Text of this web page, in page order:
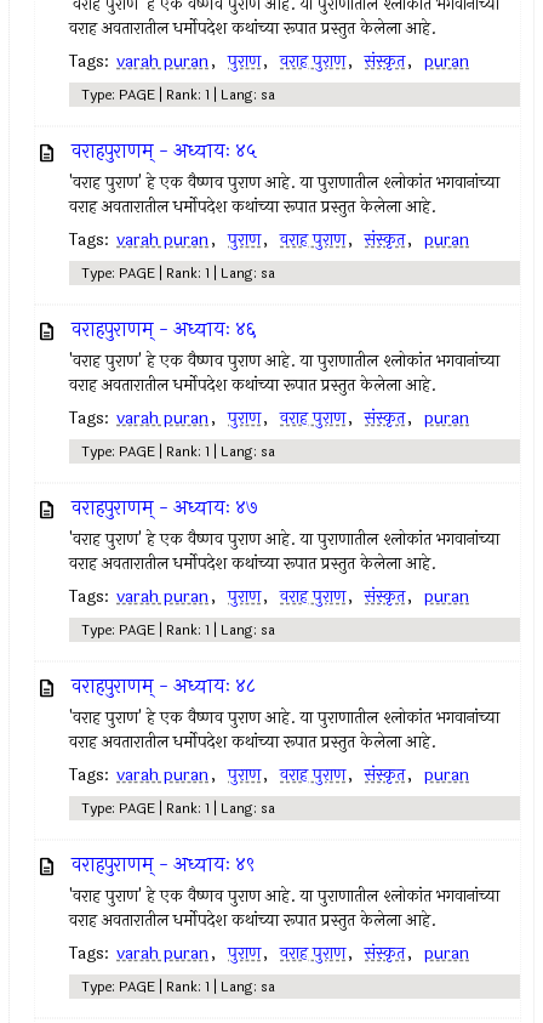
वराह अवतारातील धर्मोपदेश कथांच्या रूपात प्रस्तुत केलेला आहे.
Tags: varah puran, पुराण, वराह पुराण, संस्कृत, puran
Type: PAGE | Rank: 1 | Lang: sa
वराहपुराणम् - अध्यायः ४५
'वराह पुराण' हे एक वैष्णव पुराण आहे. या पुराणातील श्लोकांत भगवानांच्या
वराह अवतारातील धर्मोपदेश कथांच्या रूपात प्रस्तुत केलेला आहे.
Tags: varah puran, पुराण, वराह पुराण, संस्कृत, puran
Type: PAGE | Rank: 1 | Lang: sa
वराहपुराणम् - अध्यायः ४६
'वराह पुराण' हे एक वैष्णव पुराण आहे. या पुराणातील श्लोकांत भगवानांच्या
वराह अवतारातील धर्मोपदेश कथांच्या रूपात प्रस्तुत केलेला आहे.
Tags: varah puran, पुराण, वराह पुराण, संस्कृत, puran
Type: PAGE | Rank: 1 | Lang: sa
वराहपुराणम् - अध्यायः ४७
'वराह पुराण' हे एक वैष्णव पुराण आहे. या पुराणातील श्लोकांत भगवानांच्या
वराह अवतारातील धर्मोपदेश कथांच्या रूपात प्रस्तुत केलेला आहे.
Tags: varah puran, पुराण, वराह पुराण, संस्कृत, puran
Type: PAGE | Rank: 1 | Lang: sa
वराहपुराणम् - अध्यायः ४८
'वराह पुराण' हे एक वैष्णव पुराण आहे. या पुराणातील श्लोकांत भगवानांच्या
वराह अवतारातील धर्मोपदेश कथांच्या रूपात प्रस्तुत केलेला आहे.
Tags: varah puran, पुराण, वराह पुराण, संस्कृत, puran
Type: PAGE | Rank: 1 | Lang: sa
वराहपुराणम् - अध्यायः ४९
'वराह पुराण' हे एक वैष्णव पुराण आहे. या पुराणातील श्लोकांत भगवानांच्या
वराह अवतारातील धर्मोपदेश कथांच्या रूपात प्रस्तुत केलेला आहे.
Tags: varah puran, पुराण, वराह पुराण, संस्कृत, puran
Type: PAGE | Rank: 1 | Lang: sa